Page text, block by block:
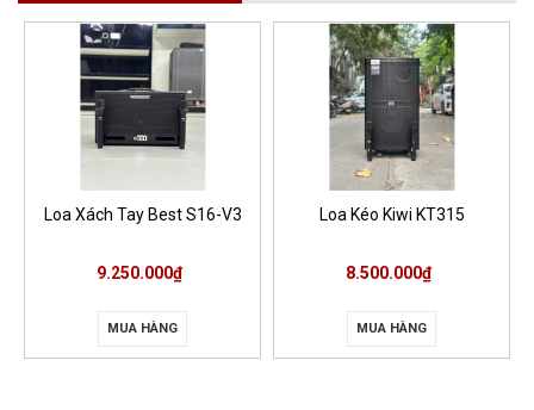
Loa Xách Tay Best S16-V3
9.250.000₫
MUA HÀNG
Loa Kéo Kiwi KT315
8.500.000₫
MUA HÀNG